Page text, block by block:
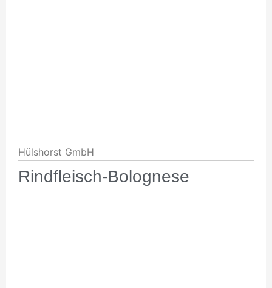
Hülshorst GmbH
Rindfleisch-Bolognese